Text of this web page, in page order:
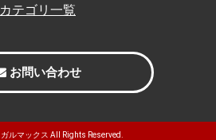
カテゴリ一覧
お問い合わせ
ガルマックス All Rights Reserved.